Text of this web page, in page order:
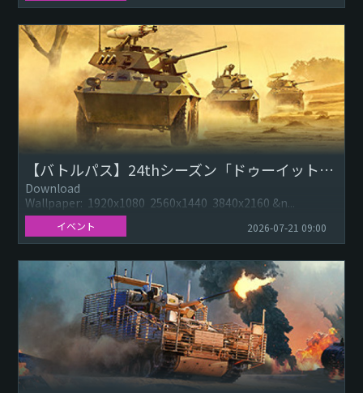
【バトルパス】24thシーズン「ドゥーイットユアセルフ（Do It Yourself）」&軍票ショップ
Download
Wallpaper: 1920x1080 2560x1440 3840x2160 &n...
イベント 2026-07-21 09:00